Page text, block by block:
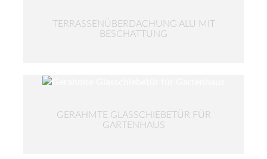
TERRASSENÜBERDACHUNG ALU MIT
BESCHATTUNG
GERAHMTE GLASSCHIEBETÜR FÜR
GARTENHAUS